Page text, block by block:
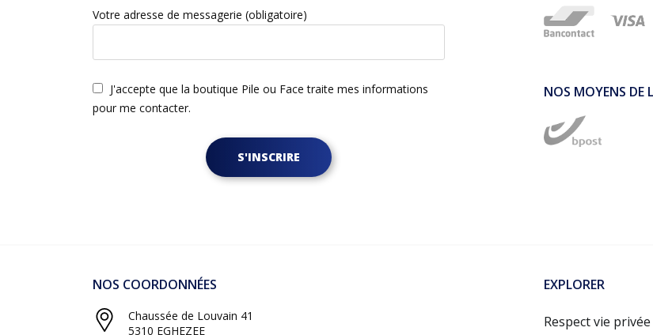
Votre adresse de messagerie (obligatoire)
J'accepte que la boutique Pile ou Face traite mes informations
pour me contacter.
S'INSCRIRE
NOS MOYENS DE
NOS COORDONNÉES
Chaussée de Louvain 41
5310 EGHEZEE
EXPLORER
Respect vie privée